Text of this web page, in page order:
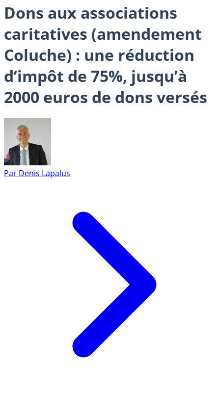
Dons aux associations
caritatives (amendement
Coluche) : une réduction
d’impôt de 75%, jusqu’à
2000 euros de dons versés
Par Denis Lapalus